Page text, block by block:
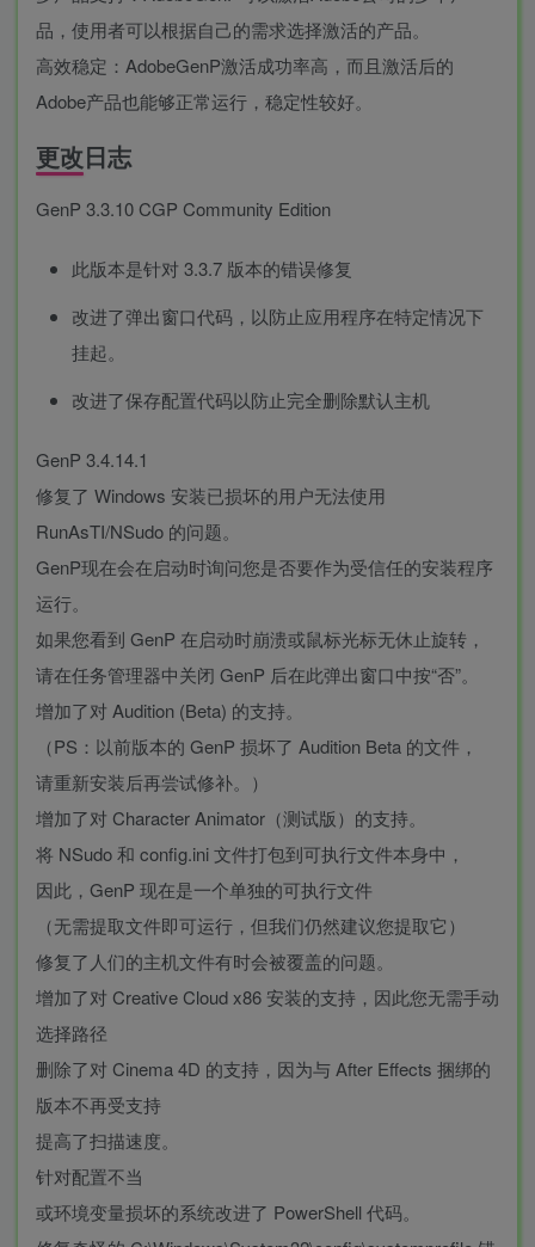
品，使用者可以根据自己的需求选择激活的产品。
高效稳定：AdobeGenP激活成功率高，而且激活后的
Adobe产品也能够正常运行，稳定性较好。
更改日志
GenP 3.3.10 CGP Community Edition
此版本是针对 3.3.7 版本的错误修复
改进了弹出窗口代码，以防止应用程序在特定情况下
挂起。
改进了保存配置代码以防止完全删除默认主机
GenP 3.4.14.1
修复了 Windows 安装已损坏的用户无法使用
RunAsTI/NSudo 的问题。
GenP现在会在启动时询问您是否要作为受信任的安装程序
运行。
如果您看到 GenP 在启动时崩溃或鼠标光标无休止旋转，
请在任务管理器中关闭 GenP 后在此弹出窗口中按“否”。
增加了对 Audition (Beta) 的支持。
（PS：以前版本的 GenP 损坏了 Audition Beta 的文件，
请重新安装后再尝试修补。）
增加了对 Character Animator（测试版）的支持。
将 NSudo 和 config.ini 文件打包到可执行文件本身中，
因此，GenP 现在是一个单独的可执行文件
（无需提取文件即可运行，但我们仍然建议您提取它）
修复了人们的主机文件有时会被覆盖的问题。
增加了对 Creative Cloud x86 安装的支持，因此您无需手动
选择路径
删除了对 Cinema 4D 的支持，因为与 After Effects 捆绑的
版本不再受支持
提高了扫描速度。
针对配置不当
或环境变量损坏的系统改进了 PowerShell 代码。